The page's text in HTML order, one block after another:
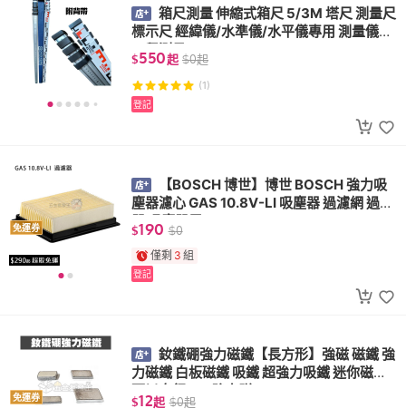
箱尺測量 伸縮式箱尺 5/3M 塔尺 測量尺
標示尺 經緯儀/水準儀/水平儀專用 測量儀器
工程測量
$550起 $0起
(1)
登記
免運券
【BOSCH 博世】博世 BOSCH 強力吸
塵器濾心 GAS 10.8V-LI 吸塵器 過濾網 過濾
器 吸塵器用
$190 $0
僅剩 3 組
登記
免運券
釹鐵硼強力磁鐵【長方形】強磁 磁鐵 強
力磁鐵 白板磁鐵 吸鐵 超強力吸鐵 迷你磁鐵
可以自行DIY 強力磁
$12起 $0起